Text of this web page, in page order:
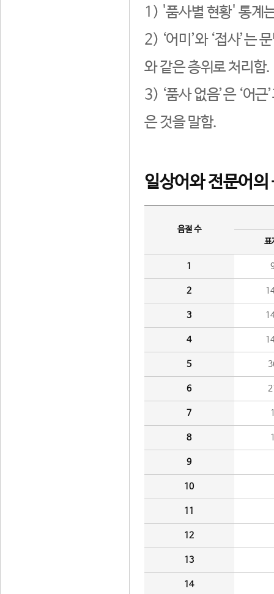
1) '품사별 현황' 통계
2) ‘어미’와 ‘접사’는
와 같은 층위로 처리함.
3) ‘품사 없음’은 ‘어
은 것을 말함.
일상어와 전문어의
음절 수
표
1
2
3
4
5
6
7
8
9
10
11
12
13
14